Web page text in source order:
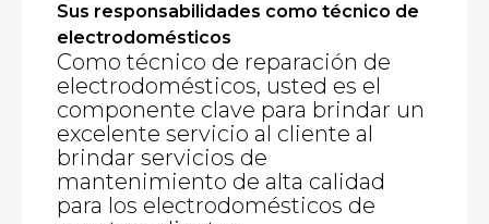
Sus responsabilidades como técnico de
electrodomésticos
Como técnico de reparación de
electrodomésticos, usted es el
componente clave para brindar un
excelente servicio al cliente al
brindar servicios de
mantenimiento de alta calidad
para los electrodomésticos de